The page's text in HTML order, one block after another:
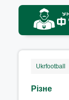
ukrfootball
Різне